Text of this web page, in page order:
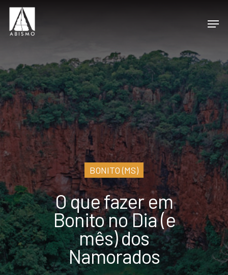
BONITO (MS)
O que fazer em
Bonito no Dia (e
mês) dos
Namorados